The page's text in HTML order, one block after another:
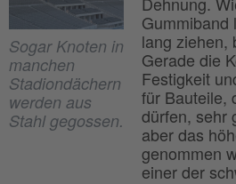
Sogar Knoten in
manchen
Stadiondächern
werden aus
Stahl gegossen.
Gummiband
lang ziehen,
Gerade die
Festigkeit
für Bauteile,
dürfen, sehr
aber das
genommen
einer der